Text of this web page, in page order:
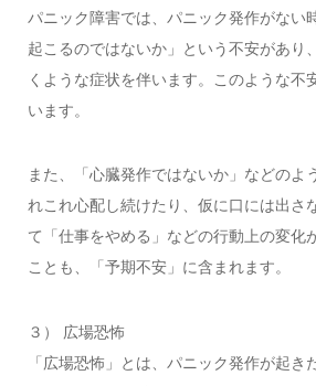
パニック障害では、パニック発作がない
起こるのではないか」という不安があり
くような症状を伴います。このような不
います。
また、「心臓発作ではないか」などのよ
れこれ心配し続けたり、仮に口には出さ
て「仕事をやめる」などの行動上の変化
ことも、「予期不安」に含まれます。
３） 広場恐怖
「広場恐怖」とは、パニック発作が起き